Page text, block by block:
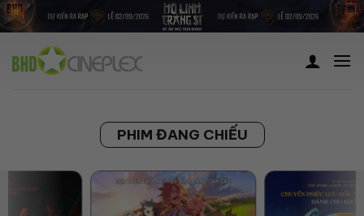
Skip
to
content
PHIM ĐANG CHIẾU